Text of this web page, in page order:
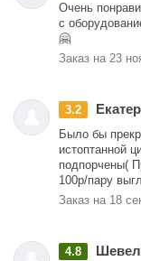
Очень
с
🤗
Заказ на 23
3.2
Было бы
истоптанной
подпорчены(
100р/пару
Заказ на 18
4.8